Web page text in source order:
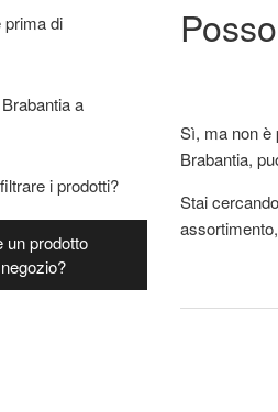
prima di
a
i prodotti?
un prodotto
Sì, ma non è
Brabantia,
Stai